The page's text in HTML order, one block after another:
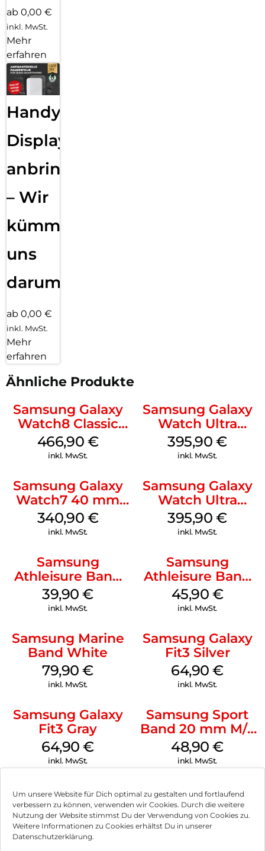
Um unsere Website für Dich optimal zu gestalten und fortlaufend
verbessern zu können, verwenden wir Cookies. Durch die weitere
Nutzung der Website stimmst Du der Verwendung von Cookies zu.
Weitere Informationen zu Cookies erhältst Du in unserer
Datenschutzerklärung.
ab 0,00 €
inkl. MwSt.
Mehr
erfahren
Handy
Displayfolie
anbringen
– Wir
kümmern
uns
darum!
ab 0,00 €
inkl. MwSt.
Mehr
erfahren
Ähnliche Produkte
Samsung Galaxy
Watch8 Classic
White
466,90 €
inkl. MwSt.
Samsung Galaxy
Watch Ultra
Titanium Gray
395,90€
inkl. MwSt.
Samsung Galaxy
Watch7 40 mm
Green
340,90 €
inkl. MwSt.
Samsung Galaxy
Watch Ultra
Titanium White
395,90€
inkl. MwSt.
Samsung
Athleisure Band
M/L Galaxy
Watch7 Silver
39,90€
inkl. MwSt.
Samsung
Athleisure Band
S/M Galaxy
Watch7 Cream
45,90 €
inkl. MwSt.
Samsung Marine
Band White
79,90€
inkl. MwSt.
Samsung Galaxy
Fit3 Silver
64,90€
inkl. MwSt.
Samsung Galaxy
Fit3 Gray
64,90€
inkl. MwSt.
Samsung Sport
Band 20 mm M/L
Galaxy Watch
Series Silber
48,90€
inkl. MwSt.
Impressum